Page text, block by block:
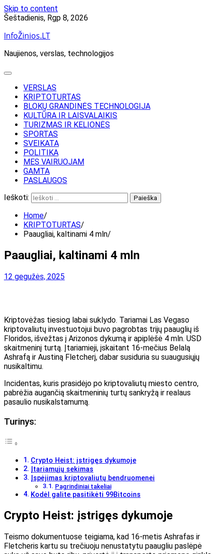
Skip to content
Šeštadienis, Rgp 8, 2026
InfoŽinios.LT
Naujienos, verslas, technologijos
VERSLAS
KRIPTOTURTAS
BLOKŲ GRANDINĖS TECHNOLOGIJA
KULTŪRA IR LAISVALAIKIS
TURIZMAS IR KELIONĖS
SPORTAS
SVEIKATA
POLITIKA
MES VAIRUOJAM
GAMTA
PASLAUGOS
Ieškoti:
Home
KRIPTOTURTAS
Paaugliai, kaltinami 4 mln
Paaugliai, kaltinami 4 mln
12 gegužės, 2025
Kriptovėžas tiesiog labai suklydo. Tariamai Las Vegaso
kriptovaliutų investuotojui buvo pagrobtas trijų paauglių iš
Floridos, išvežtas į Arizonos dykumą ir apiplėšė 4 mln. USD
skaitmeninį turtą. Įtariamieji, įskaitant 16-mečius Belalą
Ashrafą ir Austiną Fletcherį, dabar susiduria su suaugusiųjų
nusikaltimu.
Incidentas, kuris prasidėjo po kriptovaliutų miesto centro,
pabrėžia augančią skaitmeninių turtų sankryžą ir realaus
pasaulio nusikalstamumą.
Turinys:
Crypto Heist: įstrigęs dykumoje
Įtariamųjų sekimas
Įspėjimas kriptovaliutų bendruomenei
Pagrindiniai takeliai
Kodėl galite pasitikėti 99Bitcoins
Crypto Heist: įstrigęs dykumoje
Teismo dokumentuose teigiama, kad 16-metis Ashrafas ir
Fletcheris kartu su trečiuoju nenustatytu paaugliu paslėpė